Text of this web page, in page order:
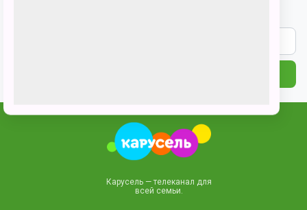
Карусель — телеканал для
всей семьи.